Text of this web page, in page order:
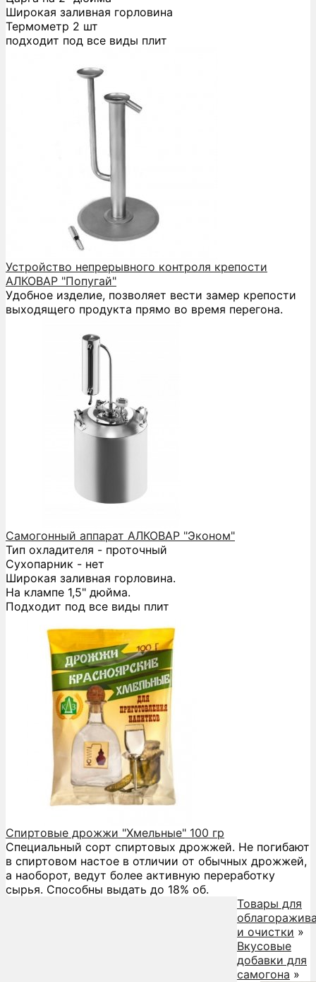
Широкая заливная горловина
Термометр 2 шт
подходит под все виды плит
Устройство непрерывного контроля крепости
АЛКОВАР "Попугай"
Удобное изделие, позволяет вести замер крепости
выходящего продукта прямо во время перегона.
Самогонный аппарат АЛКОВАР "Эконом"
Тип охладителя - проточный
Сухопарник - нет
Широкая заливная горловина.
На клампе 1,5" дюйма.
Подходит под все виды плит
Спиртовые дрожжи "Хмельные" 100 гр
Специальный сорт спиртовых дрожжей. Не погибают
в спиртовом настое в отличии от обычных дрожжей,
а наоборот, ведут более активную переработку
сырья. Способны выдать до 18% об.
Товары для
и очистки »
Вкусовые
добавки для
самогона »